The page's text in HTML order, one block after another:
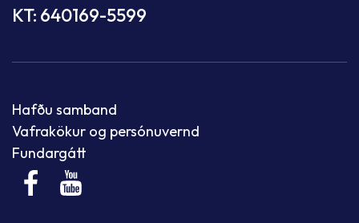
KT: 640169-5599
Hafðu samband
Vafrakökur og persónuvernd
Fundargátt